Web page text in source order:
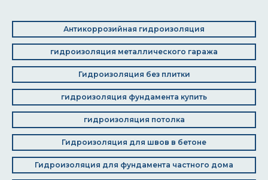
Антикоррозийная гидроизоляция
гидроизоляция металлического гаража
Гидроизоляция без плитки
гидроизоляция фундамента купить
гидроизоляция потолка
Гидроизоляция для швов в бетоне
Гидроизоляция для фундамента частного дома